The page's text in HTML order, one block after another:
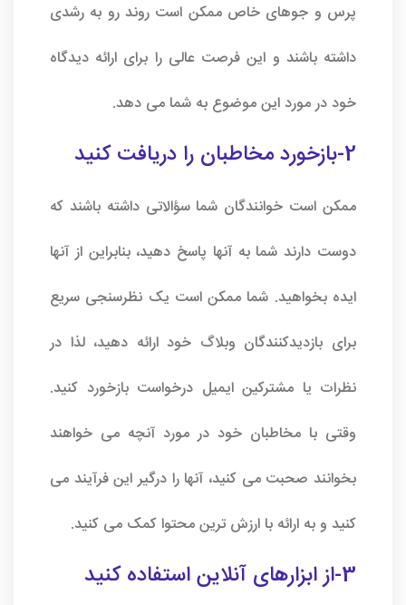
پرس و جوهای خاص ممکن است روند رو به رشدی
داشته باشند و این فرصت عالی را برای ارائه دیدگاه
خود در مورد این موضوع به شما می دهد.
2-بازخورد مخاطبان را دریافت کنید
ممکن است خوانندگان شما سؤالاتی داشته باشند که
دوست دارند شما به آنها پاسخ دهید، بنابراین از آنها
ایده بخواهید. شما ممکن است یک نظرسنجی سریع
برای بازدیدکنندگان وبلاگ خود ارائه دهید، لذا در
نظرات یا مشترکین ایمیل درخواست بازخورد کنید.
وقتی با مخاطبان خود در مورد آنچه می خواهند
بخوانند صحبت می کنید، آنها را درگیر این فرآیند می
کنید و به ارائه با ارزش ترین محتوا کمک می کنید.
3-از ابزارهای آنلاین استفاده کنید